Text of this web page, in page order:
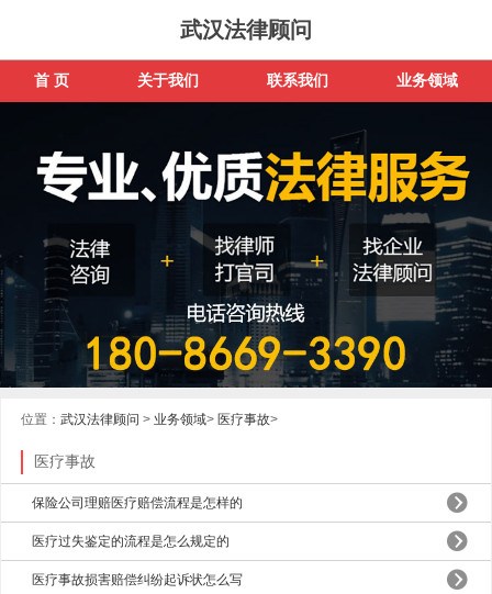
武汉法律顾问
首 页 关于我们 联系我们 业务领域
位置： 武汉法律顾问 > 业务领域> 医疗事故>
医疗事故
保险公司理赔医疗赔偿流程是怎样的
医疗过失鉴定的流程是怎么规定的
医疗事故损害赔偿纠纷起诉状怎么写